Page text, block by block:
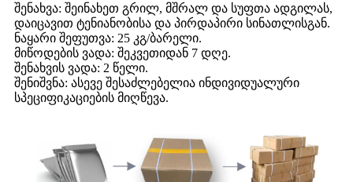
შენახვა: შეინახეთ გრილ, მშრალ და სუფთა ადგილას,
დაიცავით ტენიანობისა და პირდაპირი სინათლისგან.
ნაყარი შეფუთვა: 25 კგ/ბარელი.
მიწოდების ვადა: შეკვეთიდან 7 დღე.
შენახვის ვადა: 2 წელი.
შენიშვნა: ასევე შესაძლებელია ინდივიდუალური
სპეციფიკაციების მიღწევა.